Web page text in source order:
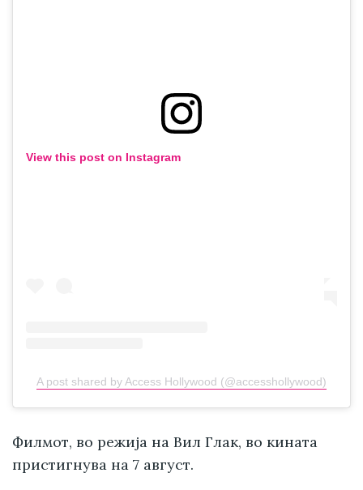
View this post on Instagram
A post shared by Access Hollywood (@accesshollywood)
Филмот, во режија на Вил Глак, во кината
пристигнува на 7 август.